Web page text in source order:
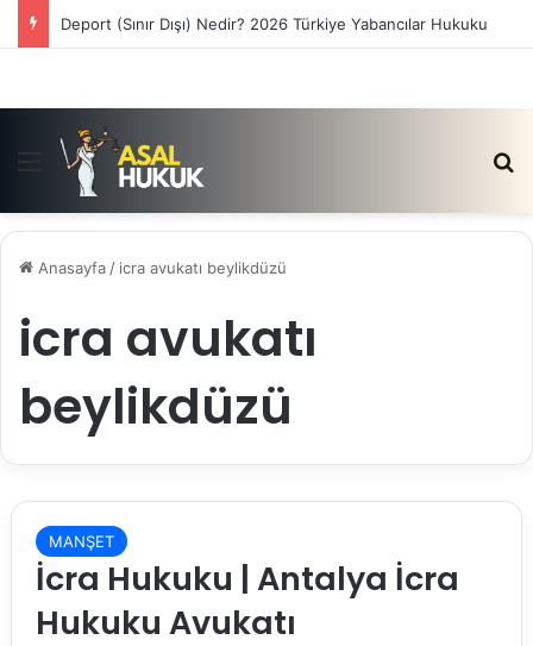
Deport (Sınır Dışı) Nedir? 2026 Türkiye Yabancılar Hukuku
Menü
Anasayfa / icra avukatı beylikdüzü
icra avukatı
beylikdüzü
MANŞET
İcra Hukuku | Antalya İcra
Hukuku Avukatı